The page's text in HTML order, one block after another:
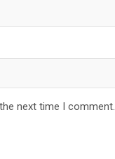
next time I comment.